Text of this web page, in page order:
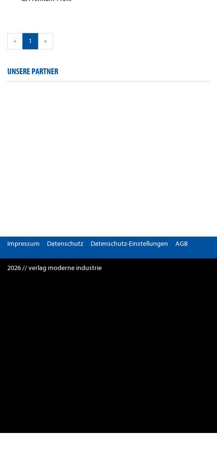
« 1 »
UNSERE PARTNER
Impressum Datenschutz Datenschutz-Einstellungen AGB
2026 // verlag moderne industrie